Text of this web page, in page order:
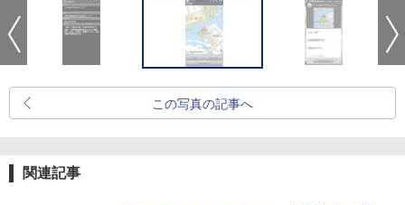
この写真の記事へ
関連記事